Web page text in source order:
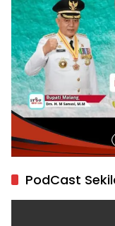
PodCast